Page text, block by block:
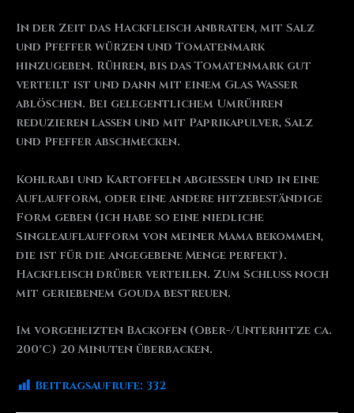
In der Zeit das Hackfleisch anbraten, mit Salz
und Pfeffer würzen und Tomatenmark
hinzugeben. Rühren, bis das Tomatenmark gut
verteilt ist und dann mit einem Glas Wasser
ablöschen. Bei gelegentlichem Umrühren
reduzieren lassen und mit Paprikapulver, Salz
und Pfeffer abschmecken.
Kohlrabi und Kartoffeln abgießen und in eine
Auflaufform, oder eine andere hitzebeständige
Form geben (ich habe so eine niedliche
Singleauflaufform von meiner Mama bekommen,
die ist für die angegebene Menge perfekt).
Hackfleisch drüber verteilen. Zum Schluss noch
mit geriebenem Gouda bestreuen.
Im vorgeheizten Backofen (Ober-/Unterhitze ca.
200°C) 20 Minuten überbacken.
Beitragsaufrufe: 332